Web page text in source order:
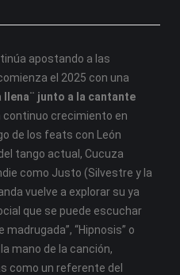
apostando a las
el 2025 con una
llena¨ junto a la cantante
continuo crecimiento en
de los feats con León
tango actual, Cucuza
como Justo (Silvestre y la
vuelve a explorar su ya
que se puede escuchar
“Hipnosis” o
mano de la canción,
como un referente del